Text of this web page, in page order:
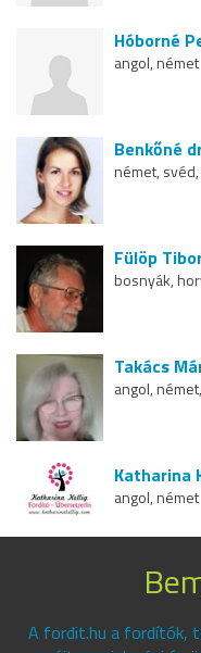
Hóborné
angol, német
Benkőné
német,
Fülöp
bosnyák,
Takács
angol,
Katharina
angol, német
A fordit.hu a fordítók,